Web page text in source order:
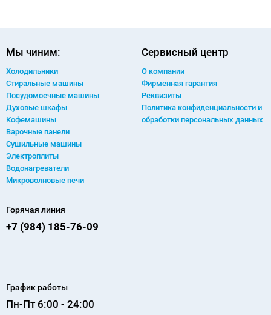
Мы чиним:
Холодильники
Стиральные машины
Посудомоечные машины
Духовые шкафы
Кофемашины
Варочные панели
Сушильные машины
Электроплиты
Водонагреватели
Микроволновые печи
Сервисный центр
О компании
Фирменная гарантия
Реквизиты
Политика конфиденциальности и
обработки персональных данных
Горячая линия
+7 (984) 185-76-09
График работы
Пн-Пт 6:00 - 24:00